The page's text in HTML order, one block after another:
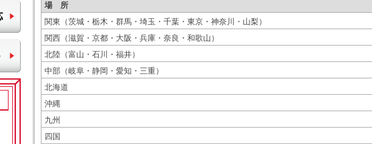
場 所
関東（茨城・栃木・群馬・埼玉・千葉・東京・神奈川・山梨）
関西（滋賀・京都・大阪・兵庫・奈良・和歌山）
北陸（富山・石川・福井）
中部（岐阜・静岡・愛知・三重）
北海道
沖縄
九州
四国